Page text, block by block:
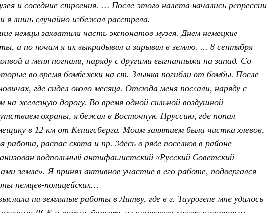
и соседние строения. … После этого налета начались репрессии
я лишь случайно избежал расстрела.
немцы захватили часть экспонатов музея. Днем немецкие
а по ночам я их выкрадывал и зарывал в землю. ... 8 сентября
и меня погнали, наряду с другими выгнанными на запад. Со
во время бомбежки на ст. Злынка погибли от бомбы. После
где сидел около месяца. Отсюда меня послали, наряду с
на железную дорогу. Во время одной сильной воздушной
охраны, я бежал в Восточную Пруссию, где попал
в 12 км от Кенигсберга. Моим занятием была чистка хлевов,
работа, распас скота и пр. Здесь в ряде поселков в районе
подпольный антифашистский «Русский Советский
земле». Я принял активное участие в его работе, подвергался
немцев-полицейских…
на земляные работы в Литву, где в г. Таурогене мне удалось